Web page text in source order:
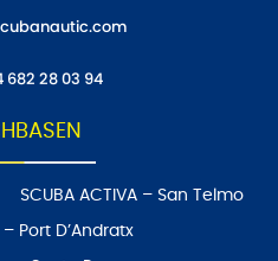
682 28 03 94
SCUBA ACTIVA – San Telmo
Port D’Andratx